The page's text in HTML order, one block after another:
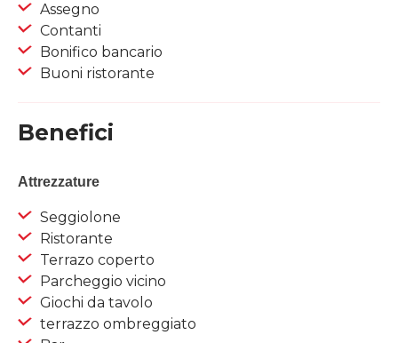
Assegno
Contanti
Bonifico bancario
Buoni ristorante
Benefici
Attrezzature
Seggiolone
Ristorante
Terrazo coperto
Parcheggio vicino
Giochi da tavolo
terrazzo ombreggiato